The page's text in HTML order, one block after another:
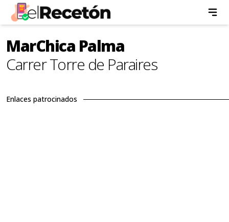
MarChica Palma
Carrer Torre de Paraires
Enlaces patrocinados